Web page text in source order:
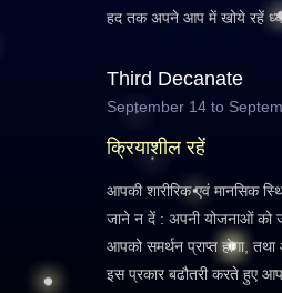
हद तक अपने आप में खोये रहें
Third Decanate
September 14 to
क्रियाशील रहें
आपकी शारीरिक एवं मानसिक
जाने न दें : अपनी योजनाओं को
आपको समर्थन प्राप्त होगा,
इस प्रकार बढौतरी करते हुए